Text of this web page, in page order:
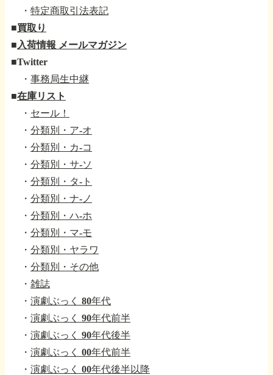
・ 特定商取引法表記
■買取り
■ 入荷情報 メールマガジン
■Twitter
・ 事務局生中継
■在庫リスト
・ セール！
・ 分類別・ア-オ
・ 分類別・カ-コ
・ 分類別・サ-ソ
・ 分類別・タ-ト
・ 分類別・ナ-ノ
・ 分類別・ハ-ホ
・ 分類別・マ-モ
・ 分類別・ヤラワ
・ 分類別・その他
・ 雑誌
・ 演劇ぶっく 80年代
・ 演劇ぶっく 90年代前半
・ 演劇ぶっく 90年代後半
・ 演劇ぶっく 00年代前半
・ 演劇ぶっく 00年代後半以降